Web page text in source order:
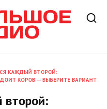
КАЖДЫЙ ВТОРОЙ:
КОРОВ — ВЫБЕРИТЕ ВАРИАНТ